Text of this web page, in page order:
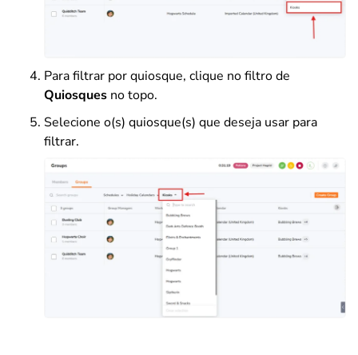
Para filtrar por quiosque, clique no filtro de
Quiosques no topo.
Selecione o(s) quiosque(s) que deseja usar para
filtrar.